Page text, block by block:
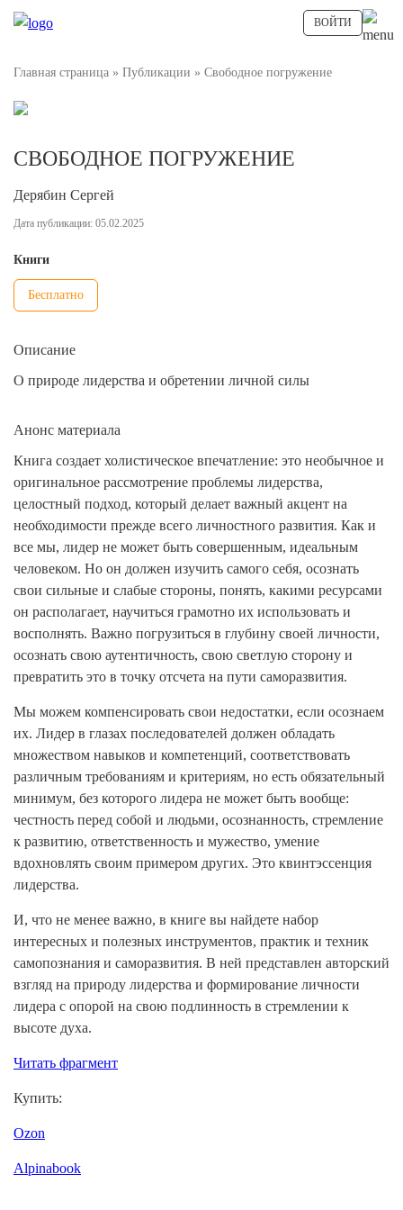
ВОЙТИ
Главная страница » Публикации » Свободное погружение
СВОБОДНОЕ ПОГРУЖЕНИЕ
Дерябин Сергей
Дата публикации: 05.02.2025
Книги
Бесплатно
Описание
О природе лидерства и обретении личной силы
Анонс материала
Книга создает холистическое впечатление: это необычное и
оригинальное рассмотрение проблемы лидерства,
целостный подход, который делает важный акцент на
необходимости прежде всего личностного развития. Как и
все мы, лидер не может быть совершенным, идеальным
человеком. Но он должен изучить самого себя, осознать
свои сильные и слабые стороны, понять, какими ресурсами
он располагает, научиться грамотно их использовать и
восполнять. Важно погрузиться в глубину своей личности,
осознать свою аутентичность, свою светлую сторону и
превратить это в точку отсчета на пути саморазвития.
Мы можем компенсировать свои недостатки, если осознаем
их. Лидер в глазах последователей должен обладать
множеством навыков и компетенций, соответствовать
различным требованиям и критериям, но есть обязательный
минимум, без которого лидера не может быть вообще:
честность перед собой и людьми, осознанность, стремление
к развитию, ответственность и мужество, умение
вдохновлять своим примером других. Это квинтэссенция
лидерства.
И, что не менее важно, в книге вы найдете набор
интересных и полезных инструментов, практик и техник
самопознания и саморазвития. В ней представлен авторский
взгляд на природу лидерства и формирование личности
лидера с опорой на свою подлинность в стремлении к
высоте духа.
Читать фрагмент
Купить:
Ozon
Alpinabook